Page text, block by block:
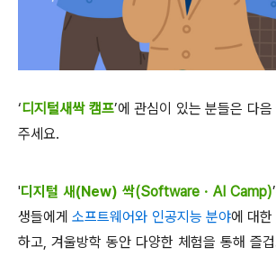
‘디지털새싹 캠프’에 관심이 있는 분들은 다음
주세요.
'디지털 새(New) 싹(Software · AI Camp)’
생들에게소프트웨어와 인공지능 분야에 대한
하고, 겨울방학 동안 다양한 체험을 통해 즐